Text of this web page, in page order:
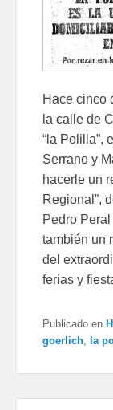
Hace cinco
la calle de
“la Polilla”,
Serrano y
hacerle un
Regional”,
Pedro
también un
del
ferias y
Publicado en
goerlich la